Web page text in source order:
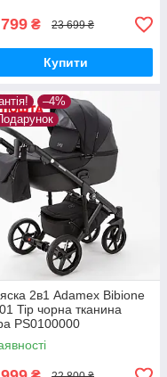
₴ 23 699 ₴
Купити
–4%
2в1 Adamex Bibione
Tip чорна тканина
PS0100000